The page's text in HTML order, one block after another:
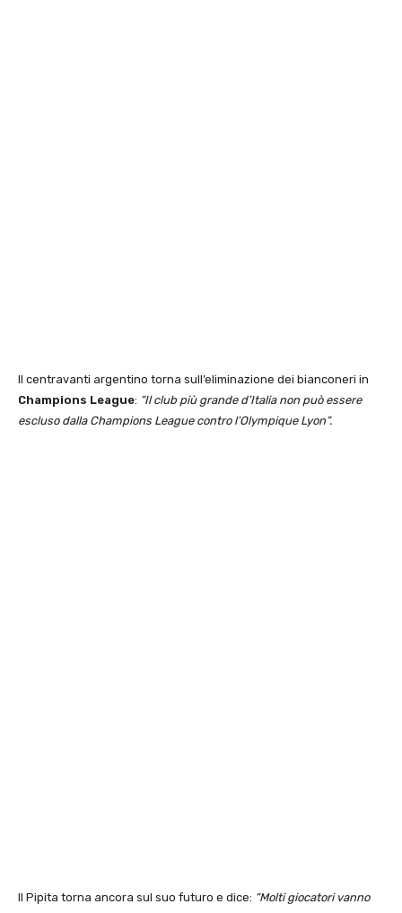
Il centravanti argentino torna sull’eliminazione dei bianconeri in
Champions League: “Il club più grande d’Italia non può essere
escluso dalla Champions League contro l’Olympique Lyon”.
Il Pipita torna ancora sul suo futuro e dice: “Molti giocatori vanno